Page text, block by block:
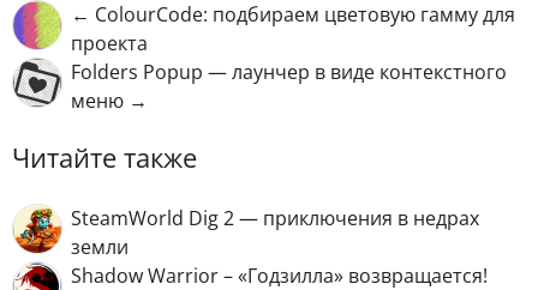
← ColourCode: подбираем цветовую гамму для
проекта
Folders Popup — лаунчер в виде контекстного
меню →
Читайте также
SteamWorld Dig 2 — приключения в недрах
земли
Shadow Warrior – «Годзилла» возвращается!